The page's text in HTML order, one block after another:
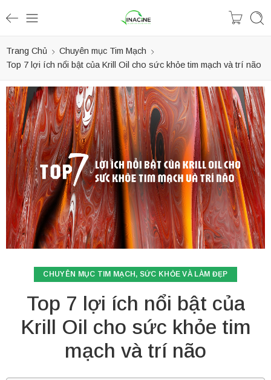
Trang Chủ
Chuyên mục Tim Mạch
Top 7 lợi ích nổi bật của Krill Oil cho sức khỏe tim mạch và trí não
CHUYÊN MỤC TIM MẠCH, SỨC KHỎE VÀ LÀM ĐẸP
Top 7 lợi ích nổi bật của
Krill Oil cho sức khỏe tim
mạch và trí não